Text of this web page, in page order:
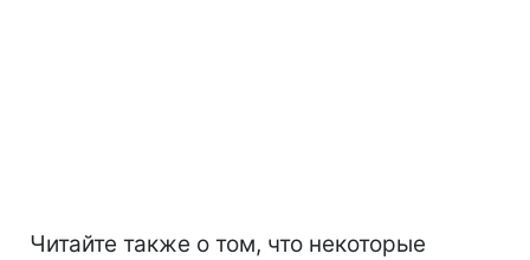
Читайте также о том, что некоторые